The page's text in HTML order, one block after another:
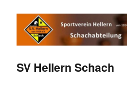
SV Hellern Schach